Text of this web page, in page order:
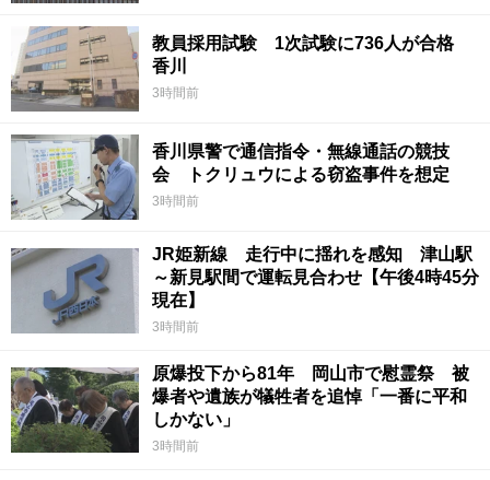
教員採用試験 1次試験に736人が合格
香川
3時間前
香川県警で通信指令・無線通話の競技
会 トクリュウによる窃盗事件を想定
3時間前
JR姫新線 走行中に揺れを感知 津山駅
～新見駅間で運転見合わせ【午後4時45分
現在】
3時間前
原爆投下から81年 岡山市で慰霊祭 被
爆者や遺族が犠牲者を追悼「一番に平和
しかない」
3時間前